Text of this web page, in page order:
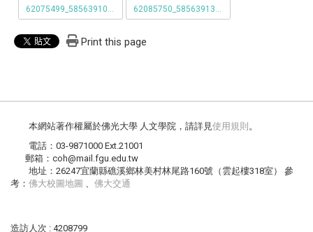
62075499_585639108510738_4820601448272232448_n.jpg 62085750_585639138510735_4355761943894556672_n.jpg
Print this page
本網站著作權屬於佛光大學 人文學院，請詳見 使用規則 。
電話：03-9871000 Ext.21001
郵箱：coh@mail.fgu.edu.tw
地址：26247宜蘭縣礁溪鄉林美村林尾路160號（雲起樓318室） 參
考： 佛大校圖地圖 佛大交通
造訪人次 : 4208799